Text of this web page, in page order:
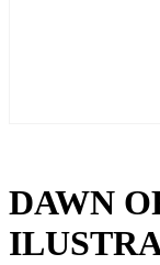
DAWN